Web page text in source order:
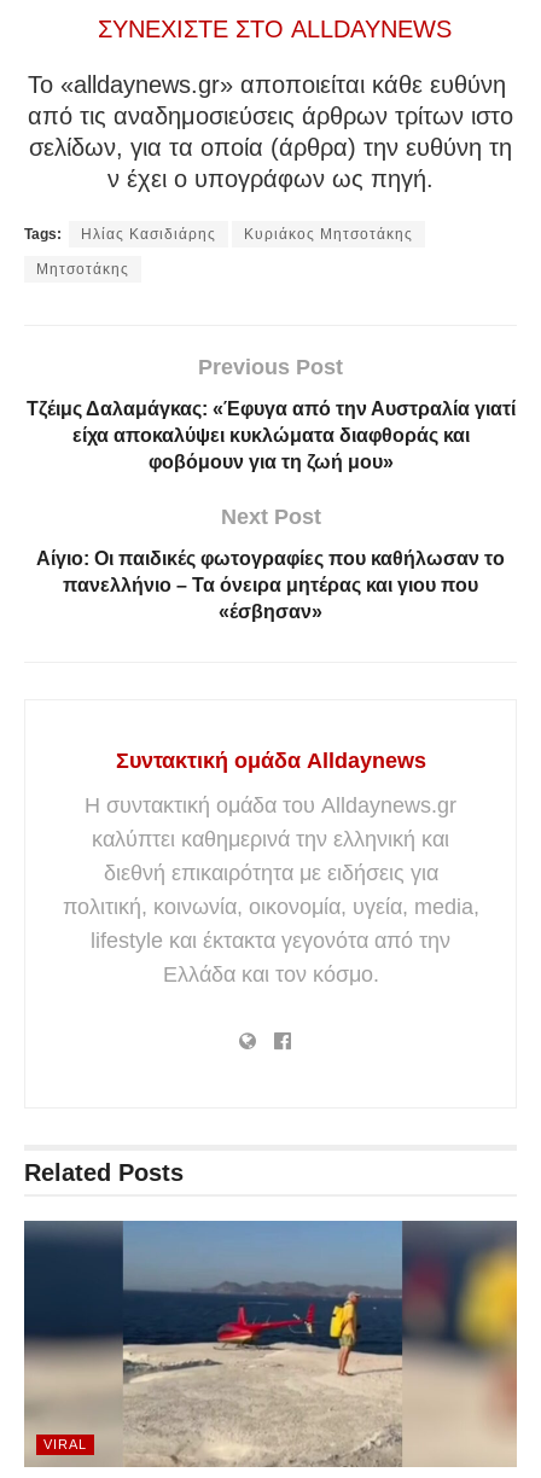
ΣΥΝΕΧΙΣΤΕ ΣΤΟ ALLDAYNEWS
To «alldaynews.gr» αποποιείται κάθε ευθύνη
από τις αναδημοσιεύσεις άρθρων τρίτων ιστο
σελίδων, για τα οποία (άρθρα) την ευθύνη τη
ν έχει ο υπογράφων ως πηγή.
Tags: Ηλίας Κασιδιάρης Κυριάκος Μητσοτάκης
Μητσοτάκης
Previous Post
Τζέιμς Δαλαμάγκας: «Έφυγα από την Αυστραλία γιατί
είχα αποκαλύψει κυκλώματα διαφθοράς και
φοβόμουν για τη ζωή μου»
Next Post
Αίγιο: Οι παιδικές φωτογραφίες που καθήλωσαν το
πανελλήνιο – Τα όνειρα μητέρας και γιου που
«έσβησαν»
Συντακτική ομάδα Alldaynews
Η συντακτική ομάδα του Alldaynews.gr
καλύπτει καθημερινά την ελληνική και
διεθνή επικαιρότητα με ειδήσεις για
πολιτική, κοινωνία, οικονομία, υγεία, media,
lifestyle και έκτακτα γεγονότα από την
Ελλάδα και τον κόσμο.
Related Posts
VIRAL